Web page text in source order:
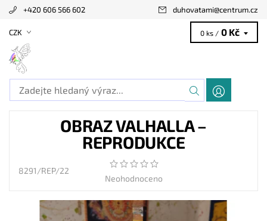
+420 606 566 602 duhovatami@centrum.cz
CZK 0 ks / 0 Kč
OBRAZ VALHALLA –
REPRODUKCE
8291/REP/22
Neohodnoceno